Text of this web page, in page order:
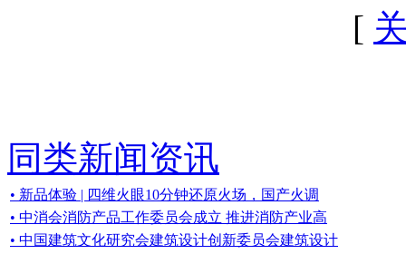
[
同类新闻资讯
• 新品体验 | 四维火眼10分钟还原火场，国产火调
• 中消会消防产品工作委员会成立 推进消防产业高
• 中国建筑文化研究会建筑设计创新委员会建筑设计